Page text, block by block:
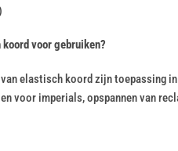
voor gebruiken?
elastisch koord zijn toepassing
voor imperials, opspannen van